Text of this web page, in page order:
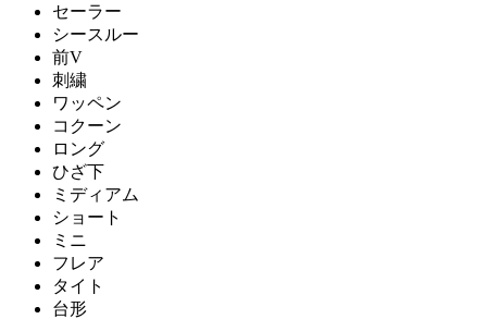
セーラー
シースルー
前V
刺繍
ワッペン
コクーン
ロング
ひざ下
ミディアム
ショート
ミニ
フレア
タイト
台形